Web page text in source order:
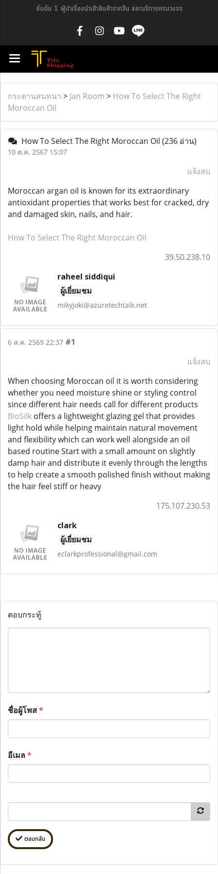
อันดับ 1 ผู้นำเรื่องนำเข้าสินค้าจากจีน และบริการครบวงจร
กระดานสนทนา > Jan Room > How To Select The Right
Moroccan Oil
How To Select The Right Moroccan Oil (236 อ่าน)
10 ต.ค. 2567 15:07
แจ้งลบ
Moroccan argan oil is known for its extraordinary
antioxidant properties that works best for cracked, dry
and damaged skin, nails, and hair.
How To Select The Right Moroccan Oil
39.50.238.10
raheel siddiqui
ผู้เยี่ยมชม
mikyjoki@azuretechtalk.net
6 ส.ค. 2569 22:37 #1
แจ้งลบ
When choosing Moroccan oil it is worth considering
whether you need moisture shine or styling control
since different hair needs call for different products
BioSilk offers a lightweight glazing gel that provides
light hold while helping maintain natural movement
and flexibility which can work well alongside an oil
based routine Start with a small amount on slightly
damp hair and distribute it evenly through the lengths
to help create a smooth polished finish without making
the hair feel stiff or heavy
175.107.230.53
clark
ผู้เยี่ยมชม
eclarkprofessional@gmail.com
ตอบกระทู้
ชื่อผู้โพส*
อีเมล*
ตอบกลับ